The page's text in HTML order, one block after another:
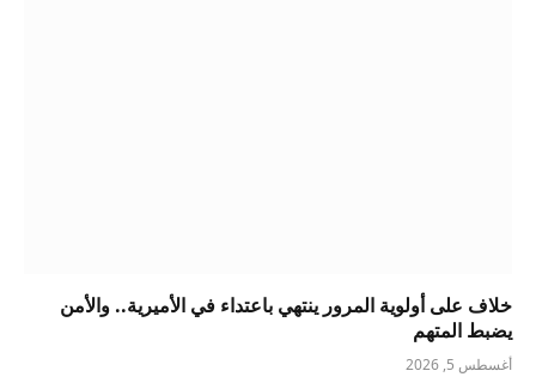
خلاف على أولوية المرور ينتهي باعتداء في الأميرية.. والأمن
يضبط المتهم
أغسطس 5, 2026